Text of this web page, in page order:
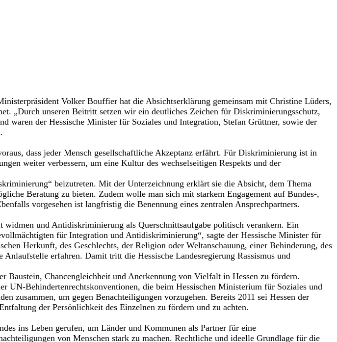
Volker Bouffier hat die Absichtserklärung gemeinsam mit Christine Lüders,
„Durch unseren Beitritt setzen wir ein deutliches Zeichen für Diskriminierungsschutz,
waren der Hessische Minister für Soziales und Integration, Stefan Grüttner, sowie der
dass jeder Mensch gesellschaftliche Akzeptanz erfährt. Für Diskriminierung ist in
weiter verbessern, um eine Kultur des wechselseitigen Respekts und der
beizutreten. Mit der Unterzeichnung erklärt sie die Absicht, dem Thema
Beratung zu bieten. Zudem wolle man sich mit starkem Engagement auf Bundes-,
vorgesehen ist langfristig die Benennung eines zentralen Ansprechpartners.
und Antidiskriminierung als Querschnittsaufgabe politisch verankern. Ein
für Integration und Antidiskriminierung“, sagte der Hessische Minister für
Herkunft, des Geschlechts, der Religion oder Weltanschauung, einer Behinderung, des
erfahren. Damit tritt die Hessische Landesregierung Rassismus und
Chancengleichheit und Anerkennung von Vielfalt in Hessen zu fördern.
UN-Behindertenrechtskonventionen, die beim Hessischen Ministerium für Soziales und
zusammen, um gegen Benachteiligungen vorzugehen. Bereits 2011 sei Hessen der
der Persönlichkeit des Einzelnen zu fördern und zu achten.
ins Leben gerufen, um Länder und Kommunen als Partner für eine
von Menschen stark zu machen. Rechtliche und ideelle Grundlage für die